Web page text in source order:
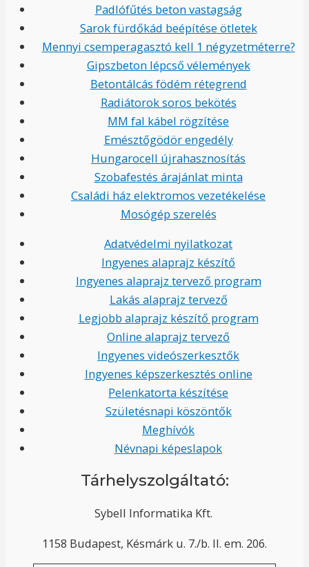
Padlófűtés beton vastagság
Sarok fürdőkád beépítése ötletek
Mennyi csemperagasztó kell 1 négyzetméterre?
Gipszbeton lépcső vélemények
Betontálcás födém rétegrend
Radiátorok soros bekötés
MM fal kábel rögzítése
Emésztőgödör engedély
Hungarocell újrahasznosítás
Szobafestés árajánlat minta
Családi ház elektromos vezetékelése
Mosógép szerelés
Adatvédelmi nyilatkozat
Ingyenes alaprajz készítő
Ingyenes alaprajz tervező program
Lakás alaprajz tervező
Legjobb alaprajz készítő program
Online alaprajz tervező
Ingyenes videószerkesztők
Ingyenes képszerkesztés online
Pelenkatorta készítése
Születésnapi köszöntők
Meghívók
Névnapi képeslapok
Tárhelyszolgáltató:
Sybell Informatika Kft.
1158 Budapest, Késmárk u. 7./b. II. em. 206.